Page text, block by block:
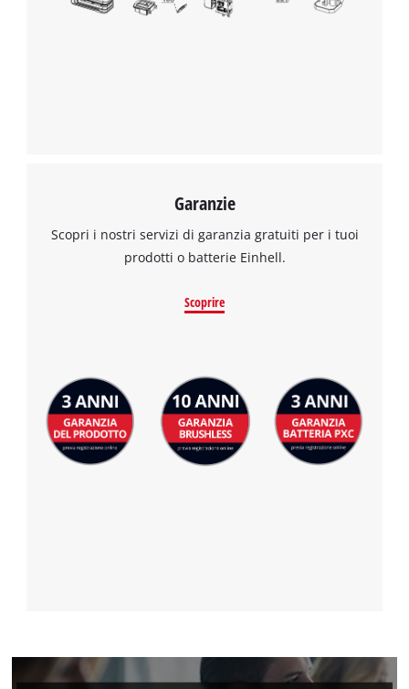
Garanzie
Scopri i nostri servizi di garanzia gratuiti per i tuoi
prodotti o batterie Einhell.
Scoprire